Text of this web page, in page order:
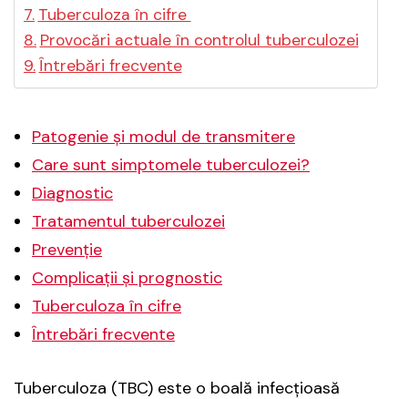
Tuberculoza în cifre
Provocări actuale în controlul tuberculozei
Întrebări frecvente
Patogenie și modul de transmitere
Care sunt simptomele tuberculozei?
Diagnostic
Tratamentul tuberculozei
Prevenție
Complicații și prognostic
Tuberculoza în cifre
Întrebări frecvente
Tuberculoza (TBC) este o boală infecțioasă